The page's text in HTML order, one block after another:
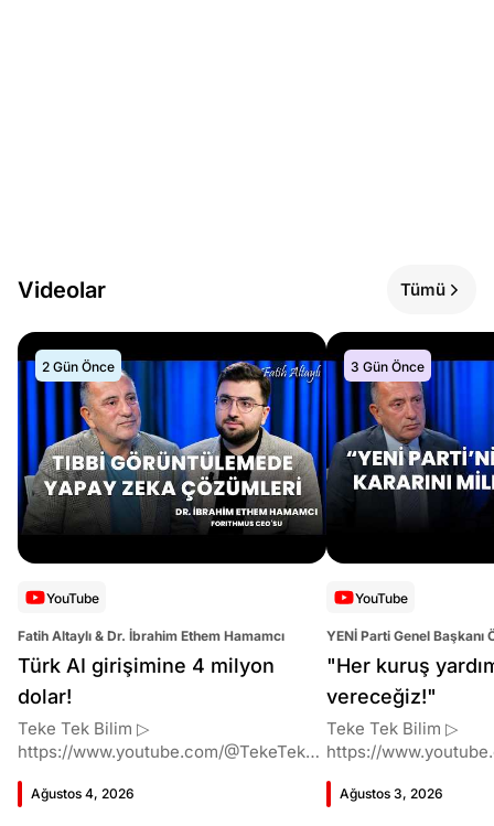
Videolar Tümü
2 Gün Önce
YouTube
Fatih Altaylı & Dr. İbrahim Ethem Hamamcı
Türk AI girişimine 4 milyon
dolar!
Teke Tek Bilim ▷
https://www.youtube.com/@TekeTekBil
Hamamcı kimdir ve akademik
Ağustos 4, 2026
3 Gün Önce
YouTube
YENİ Parti Genel Başkanı
Altaylı
"Her kuruş
vereceğiz!"
Teke Tek Bilim ▷
https://
Butlan kararı kimin
Ağustos 3, 2026